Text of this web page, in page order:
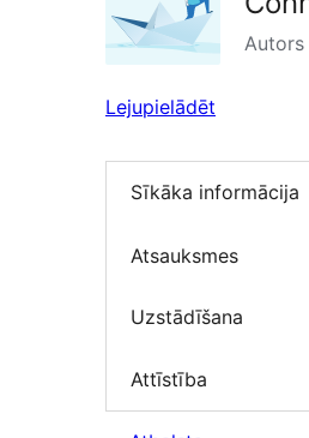
Autors
Lejupielādēt
Sīkāka informācija
Atsauksmes
Uzstādīšana
Attīstība